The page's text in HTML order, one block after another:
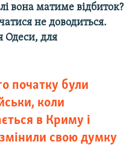
вона матиме відбиток?
не доводиться.
Одеси, для
початку були
коли
в Криму і
свою думку